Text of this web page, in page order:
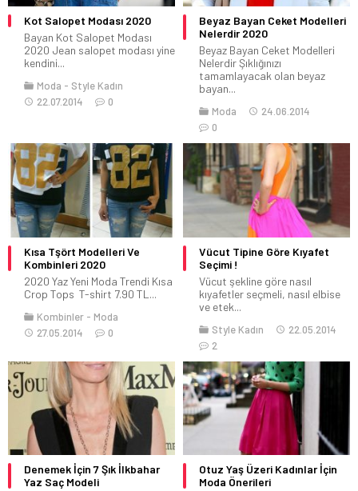
Kot Salopet Modası 2020
Bayan Kot Salopet Modası
2020 Jean salopet modası yine
kendini...
Moda
Style Kadın
22.07.2014
0
Beyaz Bayan Ceket Modelleri
Nelerdir 2020
Beyaz Bayan Ceket Modelleri
Nelerdir Şıklığınızı
tamamlayacak olan beyaz
bayan...
Moda
24.06.2014
0
Kısa Tşört Modelleri Ve
Kombinleri 2020
2020 Yaz Yeni Moda Trendi Kısa
Crop Tops T-shirt 7.90 TL...
Kombinler
Moda
27.05.2014
0
Vücut Tipine Göre Kıyafet
Seçimi !
Vücut şekline göre nasıl
kıyafetler seçmeli, nasıl elbise
ve etek...
Style Kadın
22.05.2014
2
Denemek İçin 7 Şık İlkbahar
Yaz Saç Modeli
Otuz Yaş Üzeri Kadınlar İçin
Moda Önerileri